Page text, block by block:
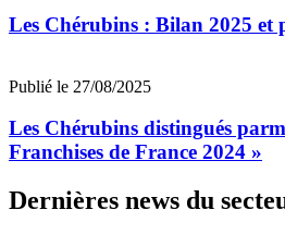
Les Chérubins : Bilan 2025 et
Publié le 27/08/2025
Les Chérubins distingués
Franchises de France 2024 »
Dernières news du